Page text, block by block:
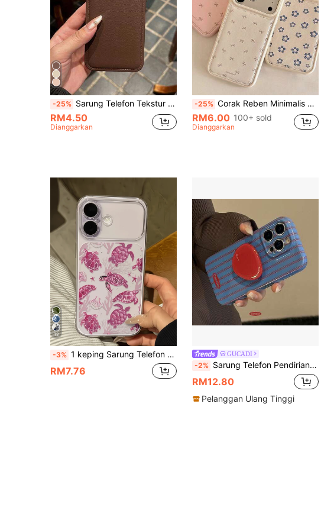
-25% Sarung Telefon Tekstur Kulit Warna Polos Minimalis Berkualiti Tinggi, Sesuai untuk 17/17Pro/17Promax/16promax/16/16pro/16plus/15/15promax/15pro/11/12/13/14promax/11pro/11promax/12pro/12promax/13pro/13promax/14pro/14promax, Reka Bentuk Premium Kreatif
RM4.50
Dianggarkan
-25% Corak Reben Minimalis Tekstil Berlapik Fesyen 1pc Sarung Telefon Bunga Serasi Dengan iPhone 17/17Air/17Pro/17Promax, 16/16Plus/16Pro/16Promax, 15/15Plus/15Pro/15Promax, 14/14Plus/14Pro/14Promax, 13/13Pro/13Promax, 12/12Pro/12Promax, 11/11Pro Max, Bergaya Berlapik Liputan Penuh Perlindungan Anti-Jatuh Sarung Pelindung Hadiah Hari Jadi Musim Bunga
RM6.00 100+ sold
Dianggarkan
12
-3% 1 keping Sarung Telefon TPU Kalis Hentakan Liputan Penuh Minimalis Telus Warna Merah Jambu Karang Motif Penyu, Serasi dengan iPhone 17, 16, 15, 14, 13, 12, 11 Pro Max, Air
RM7.76
GUCADI
-2% Sarung Telefon Pendirian Elemen Berjalur Biru Sarung Telefon Pendirian Elemen Berjalur Biru Sarung Telefon Pendirian Elemen Berjalur Biru GUCADI 1pc Filem Sarung Lembut Berjalur Biru & Merah Merah Pendirian Bulatan Tiga Jalur Merah & Biru 16 Sarung Telefon Apple 17 15 Pro Max Pendirian Gaya Filem Retro 14 Liputan Penuh 13 Musim Bunga 3 Hadiah Ulang Tahun Hari Jadi Sambutan Parti Perniagaan Profesional Sarung Pejabat
RM12.80
Pelanggan Ulang Tinggi